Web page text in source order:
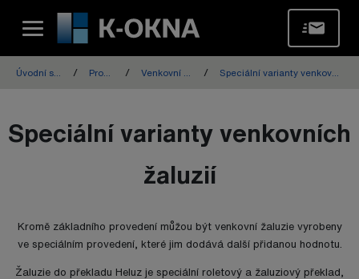
Produkty
Speciální varianty venkovních
žaluzií
Kromě základního provedení můžou být venkovní žaluzie vyrobeny
ve speciálním provedení, které jim dodává další přidanou hodnotu.
Žaluzie do překladu Heluz je speciální roletový a žaluziový překlad,